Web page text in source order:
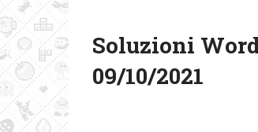
Soluzioni
09/10/2021